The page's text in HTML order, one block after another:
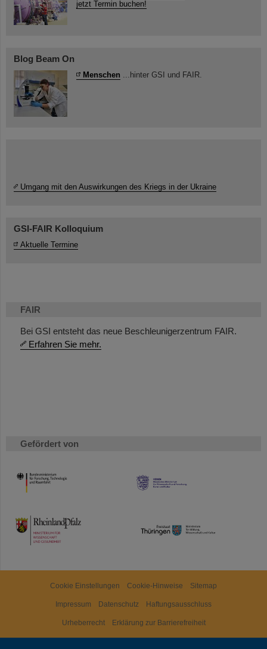
FAIR
Bei GSI entsteht das neue Beschleunigerzentrum FAIR.
Erfahren Sie mehr.
Gefördert von
HMWK
TMWWDG
jetzt Termin buchen!
Blog Beam On
Menschen ...hinter GSI und FAIR.
Umgang mit den Auswirkungen des Kriegs in der Ukraine
GSI-FAIR Kolloquium
Aktuelle Termine
Cookie Einstellungen Cookie-Hinweise Sitemap
Impressum Datenschutz Haftungsausschluss
Urheberrecht Erklärung zur Barrierefreiheit